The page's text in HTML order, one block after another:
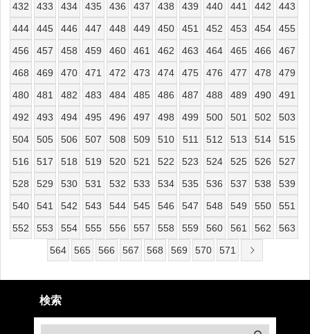
432
433 434 435 436 437 438 439 440 441 442
443
444
445 446 447 448 449 450 451 452 453 454
455
456
457 458 459 460 461 462 463 464 465 466
467
468
469 470 471 472 473 474 475 476 477 478
479
480
481 482 483 484 485 486 487 488 489 490
491
492
493 494 495 496 497 498 499 500 501 502
503
504
505 506 507 508 509 510 511 512 513 514
515
516
517 518 519 520 521 522 523 524 525 526
527
528
529 530 531 532 533 534 535 536 537 538
539
540
541 542 543 544 545 546 547 548 549 550
551
552
553 554 555 556 557 558 559 560 561 562
563
564
565 566 567 568 569 570 571
検索